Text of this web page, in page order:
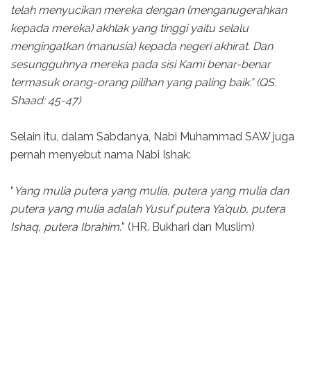
telah menyucikan mereka dengan (menganugerahkan
kepada mereka) akhlak yang tinggi yaitu selalu
mengingatkan (manusia) kepada negeri akhirat. Dan
sesungguhnya mereka pada sisi Kami benar-benar
termasuk orang-orang pilihan yang paling baik.” (QS.
Shaad: 45-47)
Selain itu, dalam Sabdanya, Nabi Muhammad SAW juga
pernah menyebut nama Nabi Ishak:
“ Yang mulia putera yang mulia, putera yang mulia dan
putera yang mulia adalah Yusuf putera Ya’qub, putera
Ishaq, putera Ibrahim.” (HR. Bukhari dan Muslim)